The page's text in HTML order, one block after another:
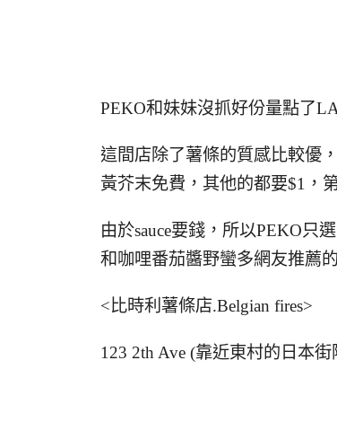
PEKO和妹妹沒抓好份量點了
這間店除了薯條的質感比較優
黃芥末免費，其他的都要$1，
由於sauce要錢，所以PEKO只
和咖哩番茄醬野蠻多網友推薦
<比時利薯條店.Belgian fires>
123 2th Ave (靠近東村的日本